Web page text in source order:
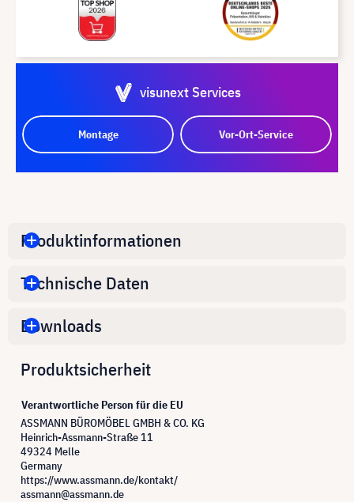
visunext Services
Montage Vor-Ort-Service
Produktinformationen
Technische Daten
Downloads
Produktsicherheit
Verantwortliche Person für die EU
ASSMANN BÜROMÖBEL GMBH & CO. KG
Heinrich-Assmann-Straße 11
49324 Melle
Germany
https://www.assmann.de/kontakt/
assmann@assmann.de